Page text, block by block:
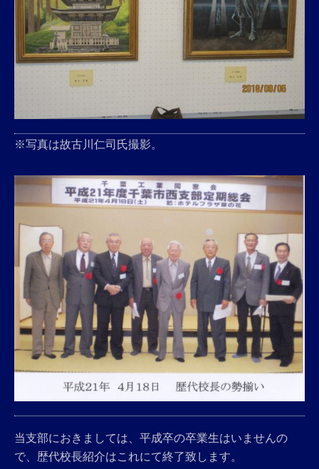
※写真は故古川仁司氏撮影。
当支部におきましては、平成卒の卒業生はいませんの
で、歴代校長紹介はこれにて終了致します。